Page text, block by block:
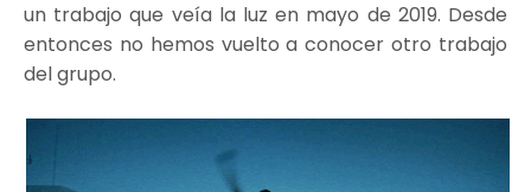
un trabajo que veía la luz en mayo de 2019. Desde
entonces no hemos vuelto a conocer otro trabajo
del grupo.